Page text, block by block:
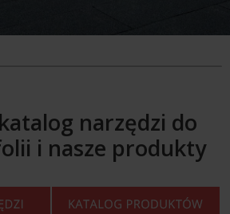
narzędzi do
i nasze produkty